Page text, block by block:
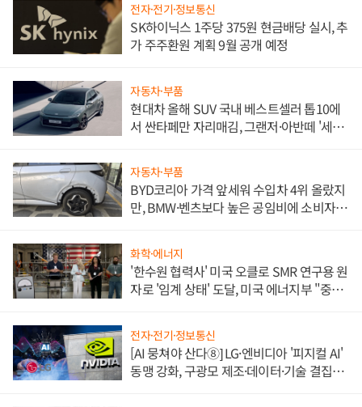
전자·전기·정보통신
SK하이닉스 1주당 375원 현금배당 실시, 추
가 주주환원 계획 9월 공개 예정
자동차·부품
현대차 올해 SUV 국내 베스트셀러 톱10에
서 싼타페만 자리매김, 그랜저·아반떼 '세단
자동차·부품
BYD코리아 가격 앞세워 수입차 4위 올랐지
만, BMW·벤츠보다 높은 공임비에 소비자
화학·에너지
'한수원 협력사' 미국 오클로 SMR 연구용 원
자로 '임계 상태' 도달, 미국 에너지부 "중요
전자·전기·정보통신
[AI 뭉쳐야 산다⑧] LG·엔비디아 '피지컬 AI'
동맹 강화, 구광모 제조·데이터·기술 결집